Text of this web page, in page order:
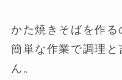
かた焼きそばを作
簡単な作業で調理
ん。